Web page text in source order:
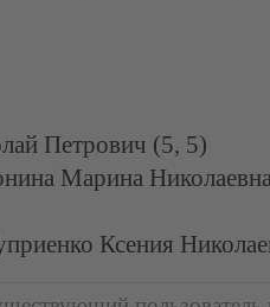
Петрович (5, 5)
Марина
Ксения